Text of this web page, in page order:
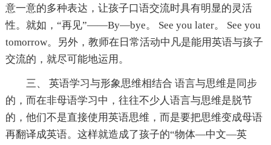
意一意的多种表达，让孩子口语交流时具有明显的灵活
性。就如，“再见”——By—bye。 See you later。 See you
tomorrow。另外，教师在日常活动中凡是能用英语与孩子
交流的，就尽可能地运用。
三、 英语学习与形象思维相结合 语言与思维是同步
的，而在非母语学习中，往往不少人语言与思维是脱节
的，他们不是直接使用英语思维，而是要把思维变成母语
再翻译成英语。这样就造成了孩子的“物体—中文—英